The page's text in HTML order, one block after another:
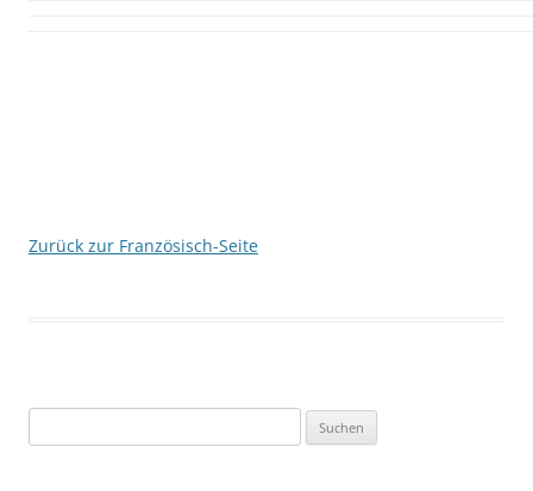
Zurück zur Französisch-Seite
nach: